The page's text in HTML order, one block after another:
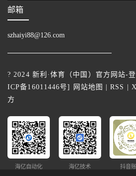
邮箱
szhaiyi88@126.com
? 2024 新利·体育（中国）官方网站-
ICP备16011446号] 网站地图 |RSS
方
海亿自动化 海亿技术 抖音